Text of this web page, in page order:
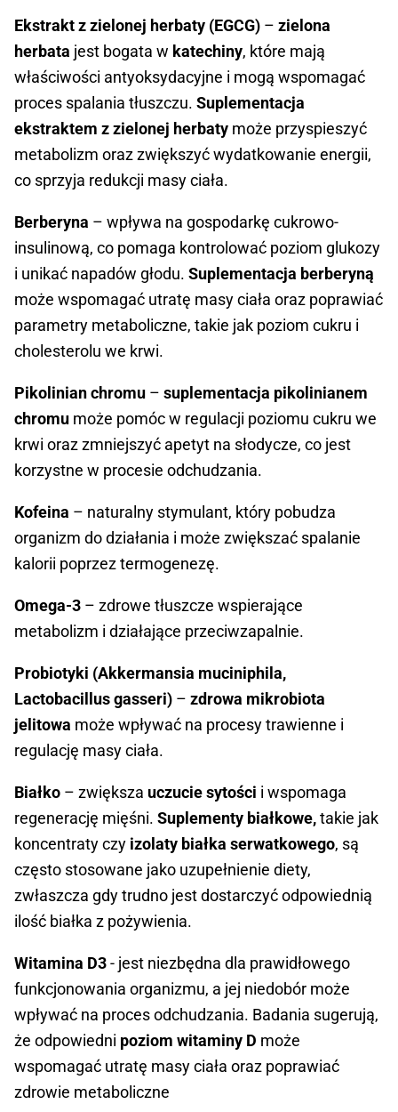
Ekstrakt z zielonej herbaty (EGCG) – zielona
herbata jest bogata w katechiny, które mają
właściwości antyoksydacyjne i mogą wspomagać
proces spalania tłuszczu. Suplementacja
ekstraktem z zielonej herbaty może przyspieszyć
metabolizm oraz zwiększyć wydatkowanie energii,
co sprzyja redukcji masy ciała.
Berberyna – wpływa na gospodarkę cukrowo-
insulinową, co pomaga kontrolować poziom glukozy
i unikać napadów głodu. Suplementacja berberyną
może wspomagać utratę masy ciała oraz poprawiać
parametry metaboliczne, takie jak poziom cukru i
cholesterolu we krwi.
Pikolinian chromu – suplementacja pikolinianem
chromu może pomóc w regulacji poziomu cukru we
krwi oraz zmniejszyć apetyt na słodycze, co jest
korzystne w procesie odchudzania.
Kofeina – naturalny stymulant, który pobudza
organizm do działania i może zwiększać spalanie
kalorii poprzez termogenezę.
Omega-3 – zdrowe tłuszcze wspierające
metabolizm i działające przeciwzapalnie.
Probiotyki (Akkermansia muciniphila,
Lactobacillus gasseri) – zdrowa mikrobiota
jelitowa może wpływać na procesy trawienne i
regulację masy ciała.
Białko – zwiększa uczucie sytości i wspomaga
regenerację mięśni. Suplementy białkowe,takie jak
koncentraty czy izolaty białka serwatkowego, są
często stosowane jako uzupełnienie diety,
zwłaszcza gdy trudno jest dostarczyć odpowiednią
ilość białka z pożywienia.
Witamina D3- jest niezbędna dla prawidłowego
funkcjonowania organizmu, a jej niedobór może
wpływać na proces odchudzania. Badania sugerują,
że odpowiedni poziom witaminy D może
wspomagać utratę masy ciała oraz poprawiać
zdrowie metaboliczne